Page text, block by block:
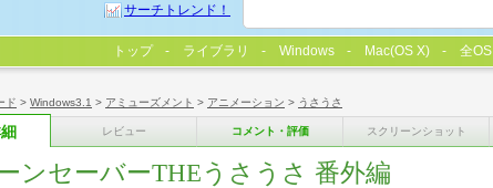
ド > Windows3.1 > アミューズメント > アニメーション > うさうさ
レビュー コメント・評価 スクリーンショット
ンセーバーTHEうさうさ 番外編
サーチトレンド！
トップ ライブラリ Windows Mac(OS X) 全OS